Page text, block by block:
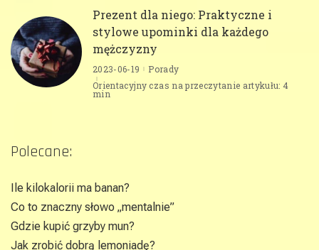
Prezent dla niego: Praktyczne i
stylowe upominki dla każdego
mężczyzny
2023-06-19
Porady
Orientacyjny czas na przeczytanie artykułu: 4
min
Polecane:
Ile kilokalorii ma banan?
Co to znaczny słowo „mentalnie”
Gdzie kupić grzyby mun?
Jak zrobić dobrą lemoniadę?